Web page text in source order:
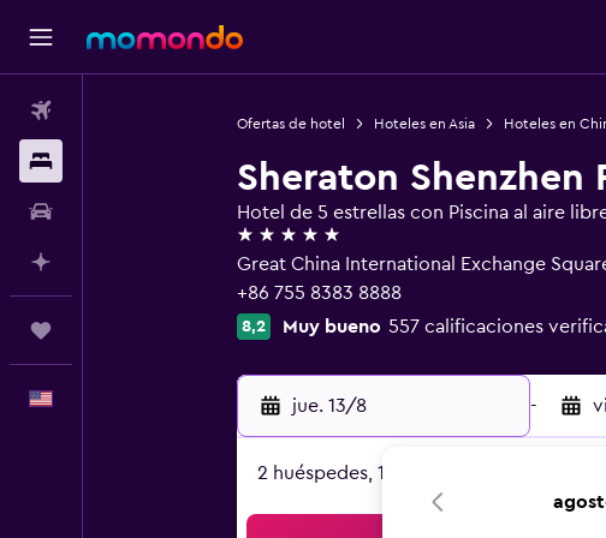
Ofertas de hotel Hoteles en Asia Hoteles en
Sheraton Shenzhen
Hotel de 5 estrellas con Piscina al aire
5 estrellas
Great China International Exchange
+86 755 8383 8888
8,2 Muy bueno 557 calificaciones
jue. 13/8 -
2 huéspedes, 1 habitación